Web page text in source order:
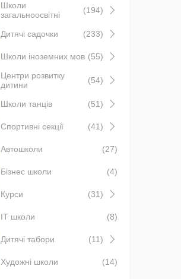
Школи
загальноосвітні
(194)
Дитячі садочки (233)
Школи іноземних мов (55)
Центри розвитку
дитини
(54)
Школи танців (51)
Спортивні секції (41)
Автошколи (27)
Бізнес школи (4)
Курси (31)
IT школи (8)
Дитячі табори (11)
Художні школи (14)